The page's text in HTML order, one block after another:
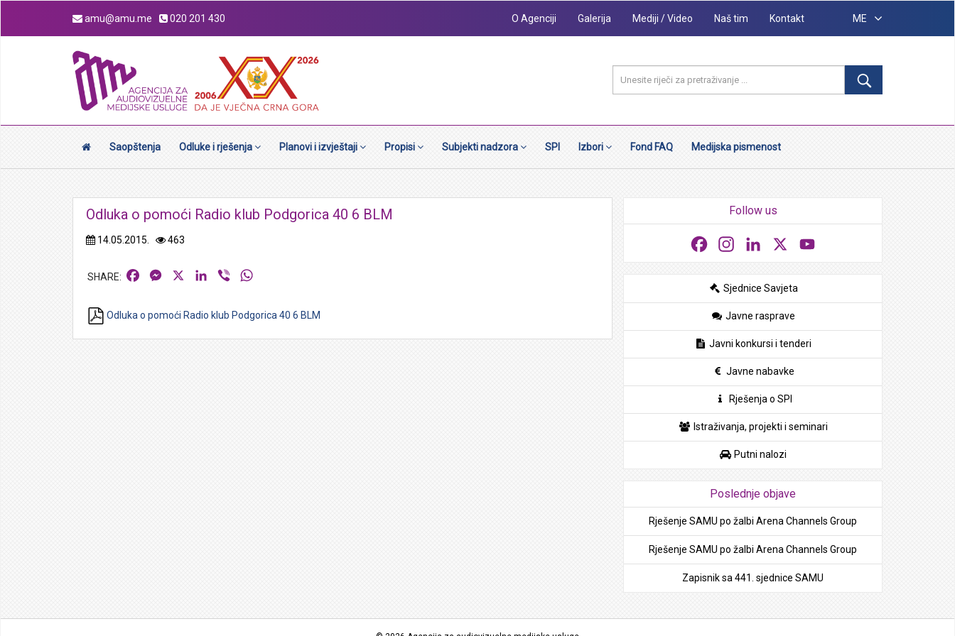
amu@amu.me 020 201 430 O Agenciji Galerija Mediji / Video Naš tim Kontakt ME
Saopštenja Odluke i rješenja Planovi i izvještaji Propisi Subjekti nadzora SPI Izbori Fond FAQ Medijska pismenost
Odluka o pomoći Radio klub Podgorica 40 6 BLM
14.05.2015. 463
FacebookMessengerLinkedIn
Viber
Odluka o pomoći Radio klub Podgorica 40 6 BLM
Follow us
FacebookInstagramLinkedIn
Sjednice Savjeta
Javne rasprave
Javni konkursi i tenderi
Javne nabavke
Rješenja o SPI
Istraživanja, projekti i seminari
Putni nalozi
Poslednje objave
Rješenje SAMU po žalbi Arena Channels Group
Rješenje SAMU po žalbi Arena Channels Group
Zapisnik sa 441. sjednice SAMU